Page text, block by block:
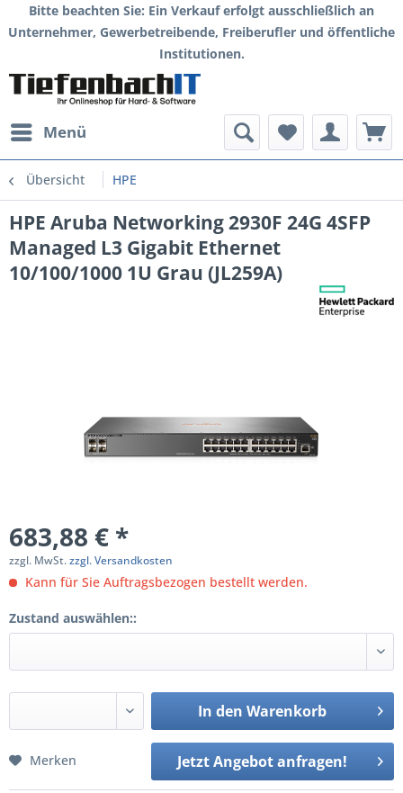
Bitte beachten Sie: Ein Verkauf erfolgt ausschließlich an
Unternehmer, Gewerbetreibende, Freiberufler und öffentliche
Institutionen.
Menü
Übersicht HPE
HPE Aruba Networking 2930F 24G 4SFP
Managed L3 Gigabit Ethernet
10/100/1000 1U Grau (JL259A)
683,88 € *
zzgl. MwSt.zzgl. Versandkosten
Kann für Sie Auftragsbezogen bestellt werden.
Zustand auswählen::
In den Warenkorb
Jetzt Angebot anfragen!
Merken